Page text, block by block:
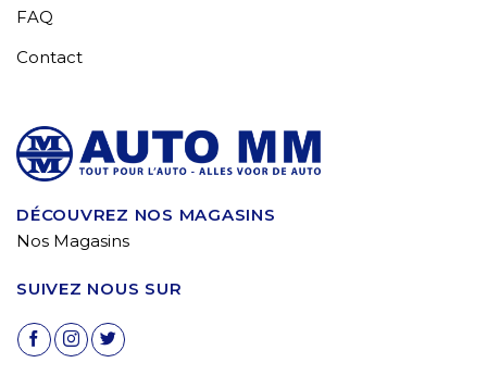
FAQ
Contact
DÉCOUVREZ NOS MAGASINS
Nos Magasins
SUIVEZ NOUS SUR